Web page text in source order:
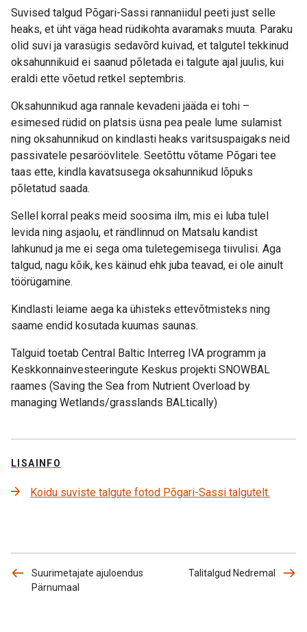
Suvised talgud Põgari-Sassi rannaniidul peeti just selle
heaks, et üht väga head rüdikohta avaramaks muuta. Paraku
olid suvi ja varasügis sedavõrd kuivad, et talgutel tekkinud
oksahunnikuid ei saanud põletada ei talgute ajal juulis, kui
eraldi ette võetud retkel septembris.
Oksahunnikud aga rannale kevadeni jääda ei tohi –
esimesed rüdid on platsis üsna pea peale lume sulamist
ning oksahunnikud on kindlasti heaks varitsuspaigaks neid
passivatele pesaröövlitele. Seetõttu võtame Põgari tee
taas ette, kindla kavatsusega oksahunnikud lõpuks
põletatud saada.
Sellel korral peaks meid soosima ilm, mis ei luba tulel
levida ning asjaolu, et rändlinnud on Matsalu kandist
lahkunud ja me ei sega oma tuletegemisega tiivulisi. Aga
talgud, nagu kõik, kes käinud ehk juba teavad, ei ole ainult
töörügamine.
Kindlasti leiame aega ka ühisteks ettevõtmisteks ning
saame endid kosutada kuumas saunas.
Talguid toetab Central Baltic Interreg IVA programm ja
Keskkonnainvesteeringute Keskus projekti SNOWBAL
raames (Saving the Sea from Nutrient Overload by
managing Wetlands/grasslands BALtically)
LISAINFO
Koidu suviste talgute fotod Põgari-Sassi talgutelt.
Suurimetajate ajuloendus
Pärnumaal
Talitalgud Nedremal